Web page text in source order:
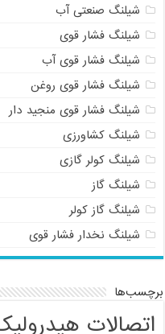
شیلنگ صنعتی آب
شیلنگ فشار قوی
شیلنگ فشار قوی آب
شیلنگ فشار قوی روغن
شیلنگ فشار قوی منجید دار
شیلنگ کشاورزی
شیلنگ کولر گازی
شیلنگ گاز
شیلنگ گاز کولر
شیلنگ نخدار فشار قوی
برچسب‌ها
اتصالات